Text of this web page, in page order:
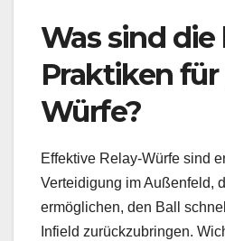
Was sind die
Praktiken für
Würfe?
Effektive Relay-Würfe sind
Verteidigung im Außenfeld,
ermöglichen, den Ball
Infield zurückzubringen.